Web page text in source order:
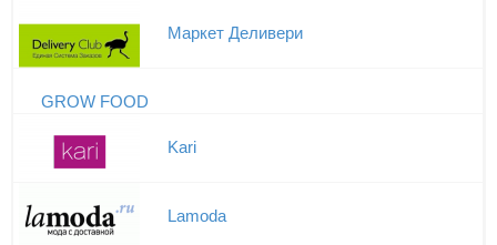
Маркет Деливери
GROW FOOD
Kari
Lamoda